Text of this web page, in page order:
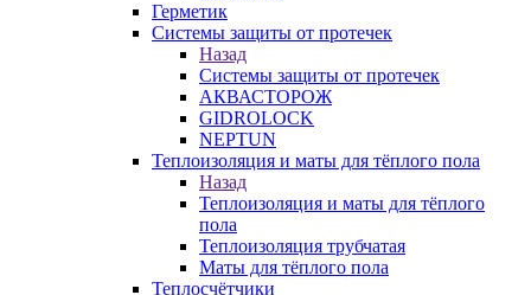
Герметик
Системы защиты от протечек
Назад
Системы защиты от протечек
АКВАСТОРОЖ
GIDROLOCK
NEPTUN
Теплоизоляция и маты для тёплого пола
Назад
Теплоизоляция и маты для тёплого
пола
Теплоизоляция трубчатая
Маты для тёплого пола
Теплосчётчики